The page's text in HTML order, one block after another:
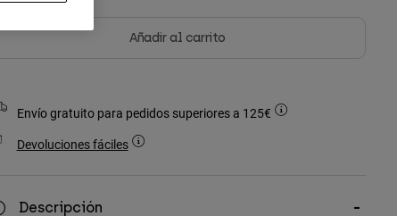
Añadir al carrito
Envío gratuito para pedidos superiores a 125€
Devoluciones fáciles
Descripción